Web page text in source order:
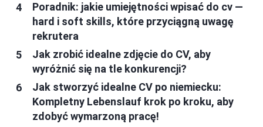
Poradnik: jakie umiejętności wpisać do cv —
hard i soft skills, które przyciągną uwagę
rekrutera
Jak zrobić idealne zdjęcie do CV, aby
wyróżnić się na tle konkurencji?
Jak stworzyć idealne CV po niemiecku:
Kompletny Lebenslauf krok po kroku, aby
zdobyć wymarzoną pracę!